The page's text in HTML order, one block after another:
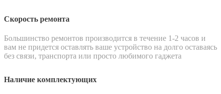
Скорость ремонта
Большинство ремонтов производится в течение 1-2 часов и
вам не придется оставлять ваше устройство на долго оставаясь
без связи, транспорта или просто любимого гаджета
Наличие комплектующих